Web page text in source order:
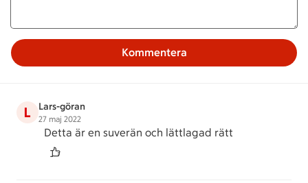
Kommentera
L Lars-göran
27 maj 2022
Detta är en suverän och lättlagad rätt